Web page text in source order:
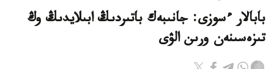
بابالار ءسوزى: جانىبەك باتىردىڭ ابىلايدىڭ وڭ
تىزەسىنەن ورىن الۋى